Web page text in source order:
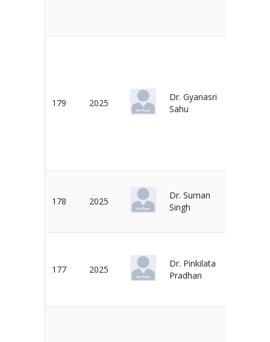
179 2025
Dr. Gyanasri
Sahu
178 2025
Dr. Suman
Singh
177 2025
Dr. Pinkilata
Pradhan